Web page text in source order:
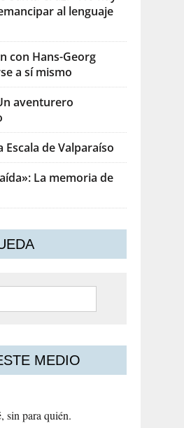
al lenguaje
con Hans-Georg
a sí mismo
aventurero
de Valparaíso
La memoria de
MEDIO
sin para quién.